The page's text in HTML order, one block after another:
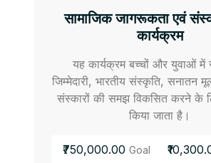
सामाजिक जागरूकता एवं
कार्यक्रम
यह कार्यक्रम बच्चों और युवाओं में
जिम्मेदारी, भारतीय संस्कृति, सनातन
संस्कारों की समझ विकसित करने के
किया जाता है।
₹750,000.00 Goal